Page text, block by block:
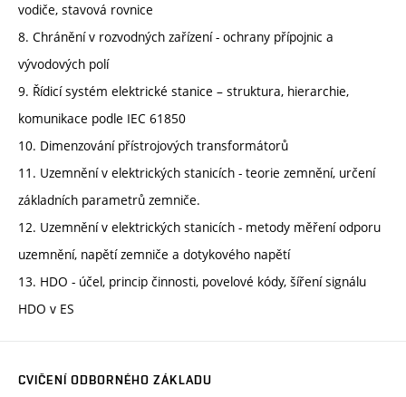
vodiče, stavová rovnice
8. Chránění v rozvodných zařízení - ochrany přípojnic a
vývodových polí
9. Řídicí systém elektrické stanice – struktura, hierarchie,
komunikace podle IEC 61850
10. Dimenzování přístrojových transformátorů
11. Uzemnění v elektrických stanicích - teorie zemnění, určení
základních parametrů zemniče.
12. Uzemnění v elektrických stanicích - metody měření odporu
uzemnění, napětí zemniče a dotykového napětí
13. HDO - účel, princip činnosti, povelové kódy, šíření signálu
HDO v ES
CVIČENÍ ODBORNÉHO ZÁKLADU